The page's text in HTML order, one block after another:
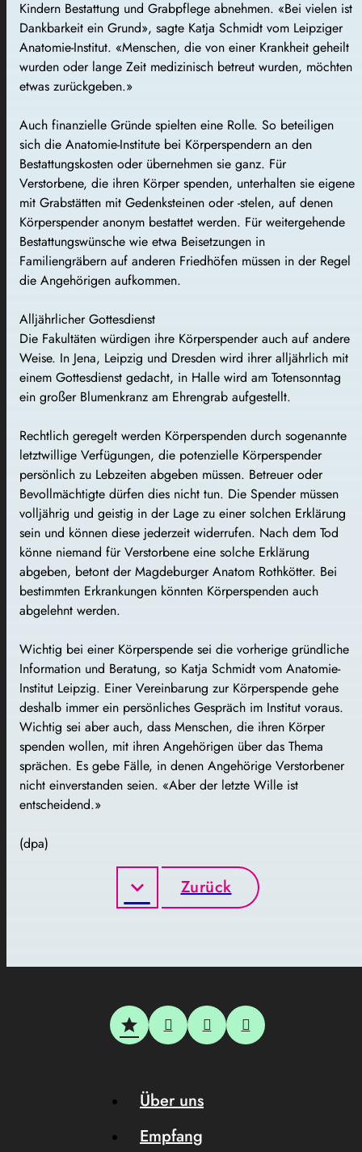
Kindern Bestattung und Grabpflege abnehmen. «Bei vielen ist
Dankbarkeit ein Grund», sagte Katja Schmidt vom Leipziger
Anatomie-Institut. «Menschen, die von einer Krankheit geheilt
wurden oder lange Zeit medizinisch betreut wurden, möchten
etwas zurückgeben.»
Auch finanzielle Gründe spielten eine Rolle. So beteiligen
sich die Anatomie-Institute bei Körperspendern an den
Bestattungskosten oder übernehmen sie ganz. Für
Verstorbene, die ihren Körper spenden, unterhalten sie eigene
mit Grabstätten mit Gedenksteinen oder -stelen, auf denen
Körperspender anonym bestattet werden. Für weitergehende
Bestattungswünsche wie etwa Beisetzungen in
Familiengräbern auf anderen Friedhöfen müssen in der Regel
die Angehörigen aufkommen.
Alljährlicher Gottesdienst
Die Fakultäten würdigen ihre Körperspender auch auf andere
Weise. In Jena, Leipzig und Dresden wird ihrer alljährlich mit
einem Gottesdienst gedacht, in Halle wird am Totensonntag
ein großer Blumenkranz am Ehrengrab aufgestellt.
Rechtlich geregelt werden Körperspenden durch sogenannte
letztwillige Verfügungen, die potenzielle Körperspender
persönlich zu Lebzeiten abgeben müssen. Betreuer oder
Bevollmächtigte dürfen dies nicht tun. Die Spender müssen
volljährig und geistig in der Lage zu einer solchen Erklärung
sein und können diese jederzeit widerrufen. Nach dem Tod
könne niemand für Verstorbene eine solche Erklärung
abgeben, betont der Magdeburger Anatom Rothkötter. Bei
bestimmten Erkrankungen könnten Körperspenden auch
abgelehnt werden.
Wichtig bei einer Körperspende sei die vorherige gründliche
Information und Beratung, so Katja Schmidt vom Anatomie-
Institut Leipzig. Einer Vereinbarung zur Körperspende gehe
deshalb immer ein persönliches Gespräch im Institut voraus.
Wichtig sei aber auch, dass Menschen, die ihren Körper
spenden wollen, mit ihren Angehörigen über das Thema
sprächen. Es gebe Fälle, in denen Angehörige Verstorbener
nicht einverstanden seien. «Aber der letzte Wille ist
entscheidend.»
(dpa)
Zurück
Über uns
Empfang